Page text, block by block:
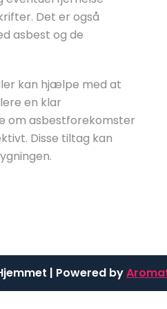
Det er også
asbest og de
kan hjælpe med at
en klar
om asbestforekomster
Disse tiltag kan
| Powered by